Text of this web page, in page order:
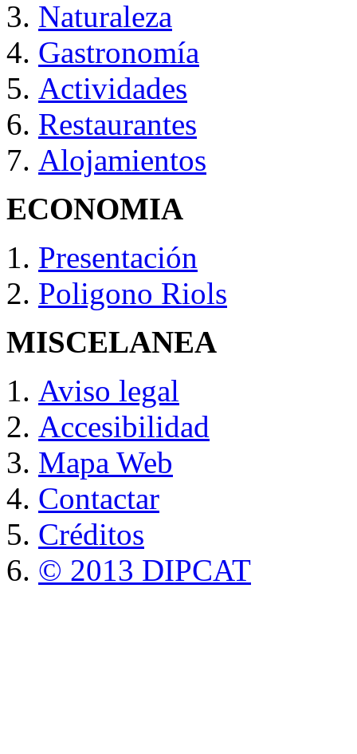
Naturaleza
Gastronomía
Actividades
Restaurantes
Alojamientos
ECONOMIA
Presentación
Poligono Riols
MISCELANEA
Aviso legal
Accesibilidad
Mapa Web
Contactar
Créditos
© 2013 DIPCAT